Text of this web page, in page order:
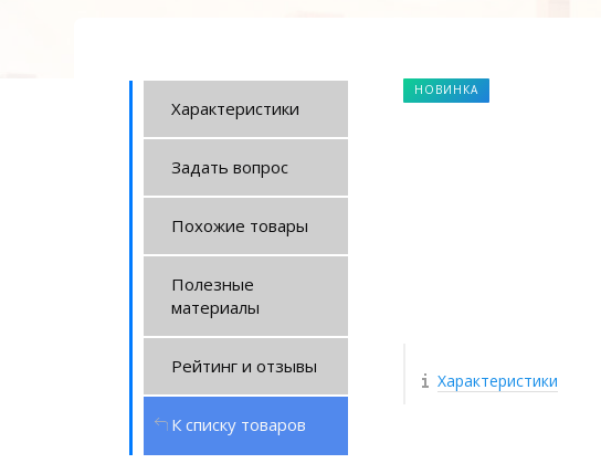
Характеристики
Задать вопрос
Похожие товары
Полезные
материалы
Рейтинг и отзывы
К списку товаров
НОВИНКА
Характеристики